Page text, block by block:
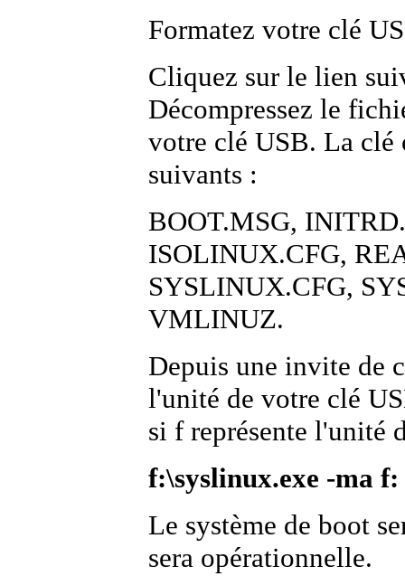
Formatez votre clé
Cliquez sur le lien
Décompressez le
votre clé USB. La clé
suivants :
BOOT.MSG,
ISOLINUX.CFG,
SYSLINUX.CFG,
VMLINUZ.
Depuis une invite de
l'unité de votre clé
si f représente l'unité
f:\syslinux.exe -ma f:
Le système de boot
sera opérationnelle.